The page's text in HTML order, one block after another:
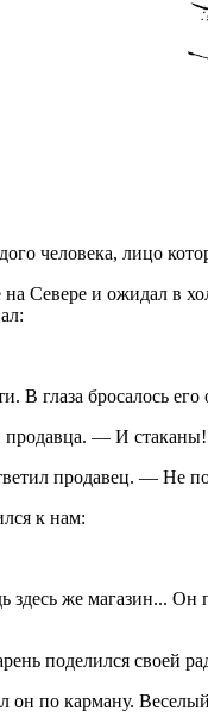
человека, лицо
Севере и ожидал в
В глаза бросалось
— И стаканы!
продавец. — Не
к нам:
же магазин... Он
поделился своей
по карману.